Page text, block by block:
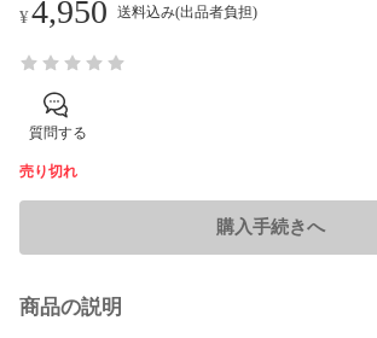
¥4,950 送料込み(出品者負担)
質問する
売り切れ
購入手続きへ
商品の説明